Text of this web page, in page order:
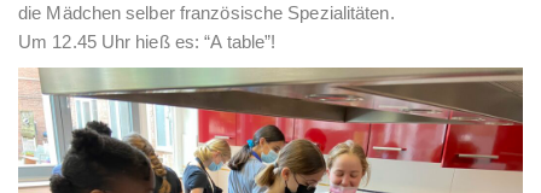
die Mädchen selber französische Spezialitäten.
Um 12.45 Uhr hieß es: “A table”!